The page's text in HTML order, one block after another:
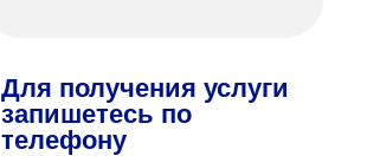
Для получения услуги
запишетесь по
телефону